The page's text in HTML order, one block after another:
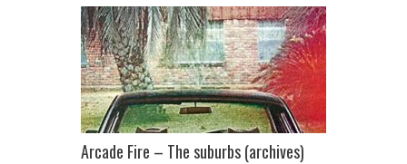
Arcade Fire – The suburbs (archives)